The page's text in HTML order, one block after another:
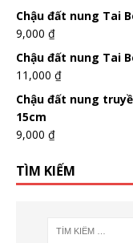
Chậu đất nung Tai
9,000 ₫
Chậu đất nung Tai
11,000 ₫
Chậu đất nung
15cm
9,000 ₫
TÌM KIẾM